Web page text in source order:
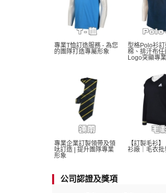
專業T恤訂造服務 - 為您
的團隊打造專屬形象
型格Polo衫
棉、排汗布任
Logo突顯專業
專業企業訂製領帶及領
呔訂造 | 提升團隊專業
形象
【訂製毛衫
衫廠｜毛衣批
公司認證及獎項